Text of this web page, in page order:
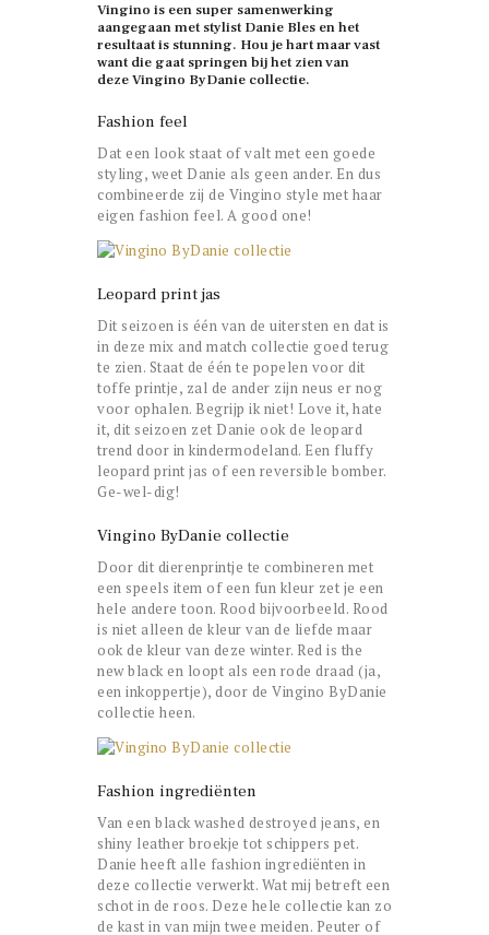
Vingino is een super samenwerking
aangegaan met stylist Danie Bles en het
resultaat is stunning. Hou je hart maar vast
want die gaat springen bij het zien van
deze Vingino ByDanie collectie.
Fashion feel
Dat een look staat of valt met een goede
styling, weet Danie als geen ander. En dus
combineerde zij de Vingino style met haar
eigen fashion feel. A good one!
Leopard print jas
Dit seizoen is één van de uitersten en dat is
in deze mix and match collectie goed terug
te zien. Staat de één te popelen voor dit
toffe printje, zal de ander zijn neus er nog
voor ophalen. Begrijp ik niet! Love it, hate
it, dit seizoen zet Danie ook de leopard
trend door in kindermodeland. Een fluffy
leopard print jas of een reversible bomber.
Ge-wel-dig!
Vingino ByDanie collectie
Door dit dierenprintje te combineren met
een speels item of een fun kleur zet je een
hele andere toon. Rood bijvoorbeeld. Rood
is niet alleen de kleur van de liefde maar
ook de kleur van deze winter. Red is the
new black en loopt als een rode draad (ja,
een inkoppertje), door de Vingino ByDanie
collectie heen.
Fashion ingrediënten
Van een black washed destroyed jeans, en
shiny leather broekje tot schippers pet.
Danie heeft alle fashion ingrediënten in
deze collectie verwerkt. Wat mij betreft een
schot in de roos. Deze hele collectie kan zo
de kast in van mijn twee meiden. Peuter of